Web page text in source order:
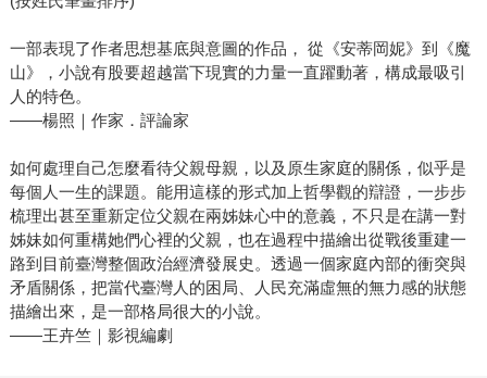
一部表現了作者思想基底與意圖的作品， 從《安蒂岡妮》到《魔
山》，小說有股要超越當下現實的力量一直躍動著，構成最吸引
人的特色。
——楊照｜作家．評論家
如何處理自己怎麼看待父親母親，以及原生家庭的關係，似乎是
每個人一生的課題。能用這樣的形式加上哲學觀的辯證，一步步
梳理出甚至重新定位父親在兩姊妹心中的意義，不只是在講一對
姊妹如何重構她們心裡的父親，也在過程中描繪出從戰後重建一
路到目前臺灣整個政治經濟發展史。透過一個家庭內部的衝突與
矛盾關係，把當代臺灣人的困局、人民充滿虛無的無力感的狀態
描繪出來，是一部格局很大的小說。
——王卉竺｜影視編劇